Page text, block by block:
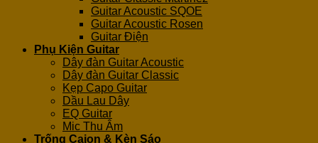
Guitar Acoustic SQOE
Guitar Acoustic Rosen
Guitar Điện
Phụ Kiện Guitar
Dây đàn Guitar Acoustic
Dây đàn Guitar Classic
Kẹp Capo Guitar
Dầu Lau Dây
EQ Guitar
Mic Thu Âm
Trống Cajon & Kèn Sáo